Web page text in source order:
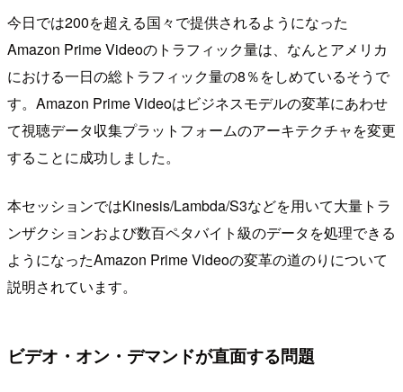
今日では200を超える国々で提供されるようになった
Amazon Prime Videoのトラフィック量は、なんとアメリカ
における一日の総トラフィック量の8％をしめているそうで
す。Amazon Prime Videoはビジネスモデルの変革にあわせ
て視聴データ収集プラットフォームのアーキテクチャを変更
することに成功しました。
本セッションではKinesis/Lambda/S3などを用いて大量トラ
ンザクションおよび数百ペタバイト級のデータを処理できる
ようになったAmazon Prime Videoの変革の道のりについて
説明されています。
ビデオ・オン・デマンドが直面する問題